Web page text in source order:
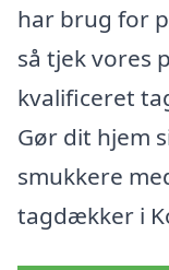
har brug for
så tjek vores
kvalificeret
Gør dit hjem
smukkere
tagdækker i